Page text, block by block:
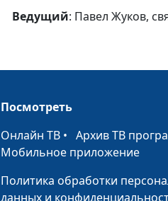
Ведущий: Павел Жуков,
Посмотреть
Онлайн ТВ • Архив ТВ
Мобильное приложение
Политика обработки
данных и